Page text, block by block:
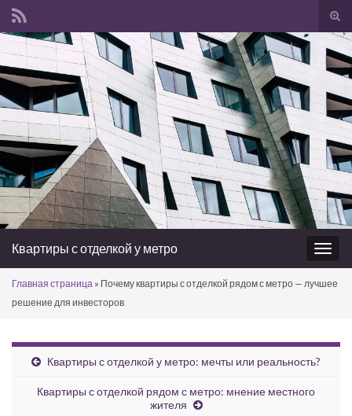
Вкл/
Search for:
Вкл/
выкл
Квартиры с отделкой у метро
Главная страница » Почему квартиры с отделкой рядом с метро — лучшее
решение для инвесторов
Квартиры с отделкой у метро: мечты или реальность?
Квартиры с отделкой рядом с метро: мнение местного
жителя